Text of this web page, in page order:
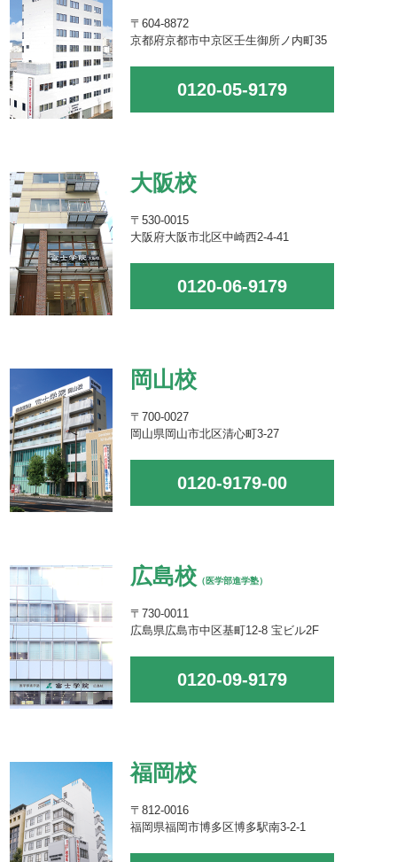
〒604-8872
京都府京都市中京区壬生御所ノ内町35
0120-05-9179
大阪校
〒530-0015
大阪府大阪市北区中崎西2-4-41
0120-06-9179
岡山校
〒700-0027
岡山県岡山市北区清心町3-27
0120-9179-00
広島校 （医学部進学塾）
〒730-0011
広島県広島市中区基町12-8 宝ビル2F
0120-09-9179
福岡校
〒812-0016
福岡県福岡市博多区博多駅南3-2-1